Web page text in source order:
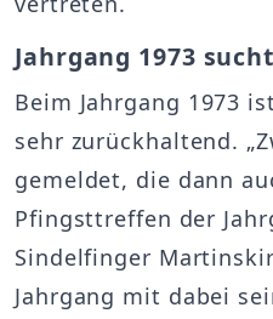
Jahrgang 1973
Beim Jahrgang 1973
sehr zurückhaltend.
gemeldet, die dann
Pfingsttreffen der
Sindelfinger
Jahrgang mit dabei